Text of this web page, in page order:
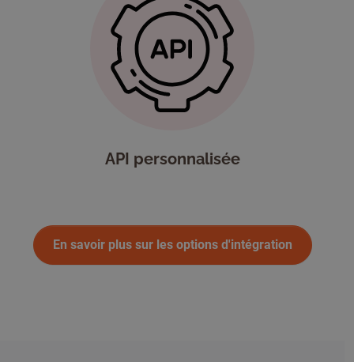
API personnalisée
En savoir plus sur les options d'intégration